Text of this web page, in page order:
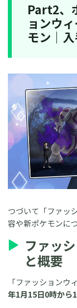
Part2、
ョンウ
モン｜
つづいて「ファッ
容や新ポケモンに
ファッ
と概要
「ファッション
年1月15日0時から